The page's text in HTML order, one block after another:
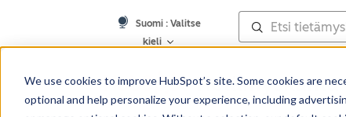
We use cookies to improve HubSpot’s site. Some cookies are
optional and help personalize your experience, including
Suomi : Valitse
kieli
Tietämyskanta